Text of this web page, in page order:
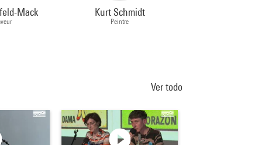
Mack Kurt Schmidt
Peintre
Ver todo